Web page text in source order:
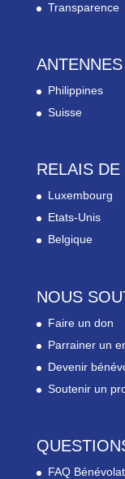
Transparence
Philippines
Suisse
RELAIS
Luxembourg
Etats-Unis
Belgique
NOUS
Faire un don
Parrainer un
Devenir
Soutenir un
FAQ